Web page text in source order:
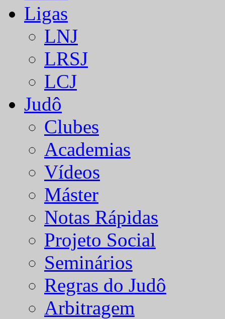
Ligas
LNJ
LRSJ
LCJ
Judô
Clubes
Academias
Vídeos
Máster
Notas Rápidas
Projeto Social
Seminários
Regras do Judô
Arbitragem